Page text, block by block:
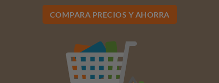
COMPARA PRECIOS Y AHORRA